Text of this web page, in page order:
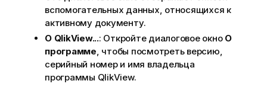
вспомогательных данных, относящихся к
активному документу.
О QlikView...: Откройте диалоговое окно О
программе, чтобы посмотреть версию,
серийный номер и имя владельца
программы QlikView.